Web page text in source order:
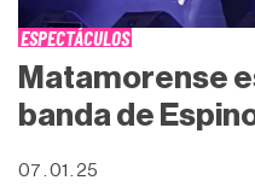
ESPECTÁCULOS
Matamorense
banda de
07 . 01 . 25